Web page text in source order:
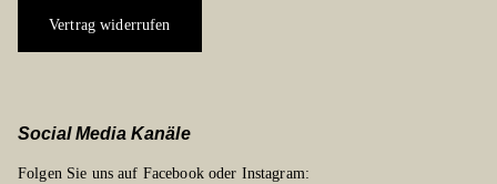
Vertrag widerrufen
Social Media Kanäle
Folgen Sie uns auf Facebook oder Instagram: